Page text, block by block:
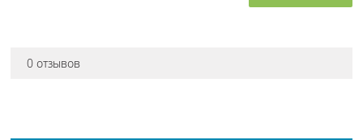
0 отзывов